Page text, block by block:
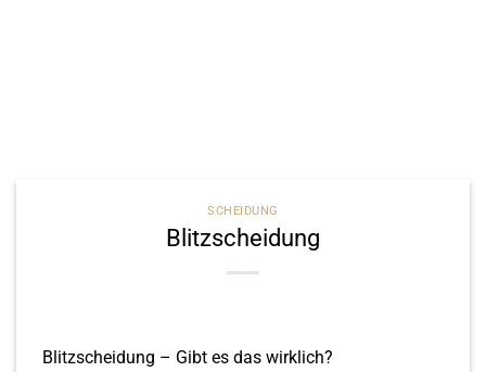
SCHEIDUNG
Blitzscheidung
Blitzscheidung – Gibt es das wirklich?